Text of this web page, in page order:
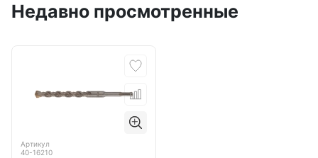
Недавно просмотренные
Артикул
40-16210